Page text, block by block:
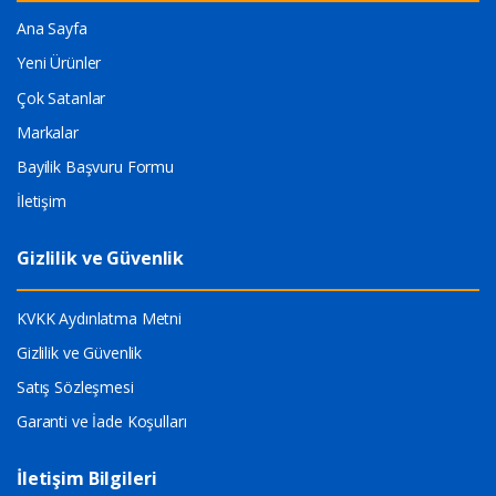
Ana Sayfa
Yeni Ürünler
Çok Satanlar
Markalar
Bayilik Başvuru Formu
İletişim
Gizlilik ve Güvenlik
KVKK Aydınlatma Metni
Gizlilik ve Güvenlik
Satış Sözleşmesi
Garanti ve İade Koşulları
İletişim Bilgileri